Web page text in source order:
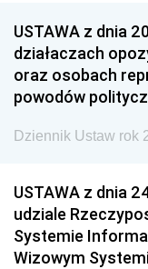
USTAWA z dnia
działaczach
oraz osobach
powodów
Dziennik Ustaw rok
USTAWA z dnia
udziale
Systemie
Wizowym